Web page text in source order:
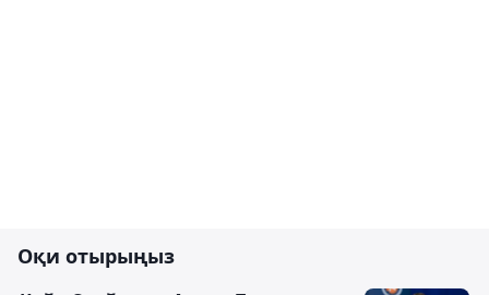
Оқи отырыңыз